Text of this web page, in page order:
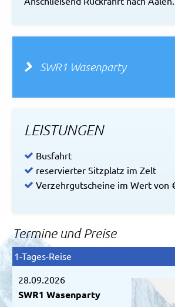
SWR1 Wasenparty
LEISTUNGEN
Busfahrt
reservierter Sitzplatz im Zelt
Verzehrgutscheine im Wert von
Termine und Preise
28.09.2026
SWR1 Wasenparty